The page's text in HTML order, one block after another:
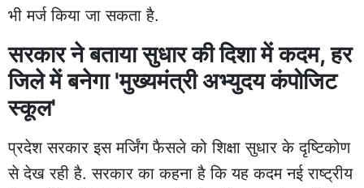
भी मर्ज किया जा सकता है.
सरकार ने बताया सुधार की दिशा में कदम, हर
जिले में बनेगा 'मुख्यमंत्री अभ्युदय कंपोजिट
स्कूल'
प्रदेश सरकार इस मर्जिंग फैसले को शिक्षा सुधार के दृष्टिकोण
से देख रही है. सरकार का कहना है कि यह कदम नई राष्ट्रीय